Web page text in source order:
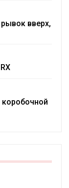
вверх,
коробочной